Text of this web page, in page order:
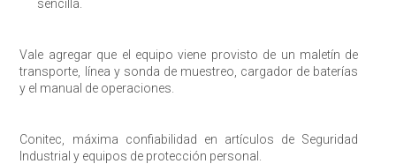
sencilla.
Vale agregar que el equipo viene provisto de un maletín de
transporte, línea y sonda de muestreo, cargador de baterías
y el manual de operaciones.
Conitec, máxima confiabilidad en artículos de Seguridad
Industrial y equipos de protección personal.